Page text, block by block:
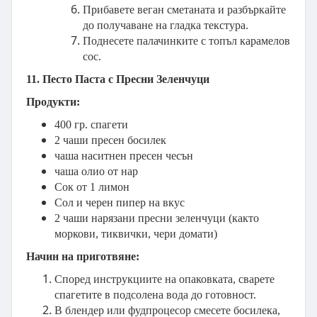
Прибавете веган сметаната и разбъркайте
до получаване на гладка текстура.
Поднесете палачинките с топъл карамелов
сос.
11. Песто Паста с Пресни Зеленчуци
Продукти:
400 гр. спагети
2 чаши пресен босилек
чаша наситнен пресен чесън
чаша олио от нар
Сок от 1 лимон
Сол и черен пипер на вкус
2 чаши нарязани пресни зеленчуци (както
моркови, тиквички, чери домати)
Начин на приготвяне:
Според инструкциите на опаковката, сварете
спагетите в подсолена вода до готовност.
В блендер или фудпроцесор смесете босилека,